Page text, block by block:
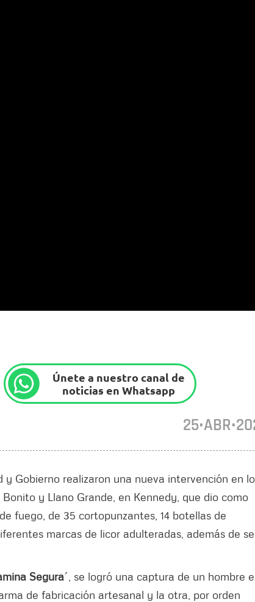
Únete a nuestro canal de
noticias en Whatsapp
Gobierno realizaron una nueva intervención en
y Llano Grande, en Kennedy, que dio como
fuego, de 35 cortopunzantes, 14 botellas de
marcas de licor adulteradas, además de
Segura´, se logró una captura de un hombre
de fabricación artesanal y la otra, por orden